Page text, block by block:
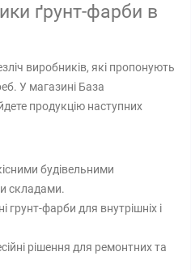
ґрунт-фарби в
виробників, які пропонують
У магазині База
продукцію наступних
будівельними
складами.
грунт-фарби для внутрішніх і
рішення для ремонтних та